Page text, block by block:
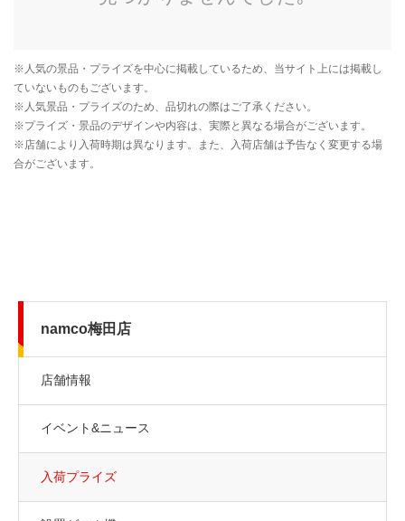
namco梅田店
店舗情報
イベント&ニュース
入荷プライズ